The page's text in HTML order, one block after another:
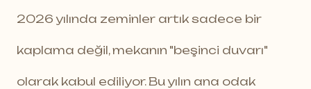
2026 yılında zeminler artık sadece bir
kaplama değil, mekanın "beşinci duvarı"
olarak kabul ediliyor. Bu yılın ana odak